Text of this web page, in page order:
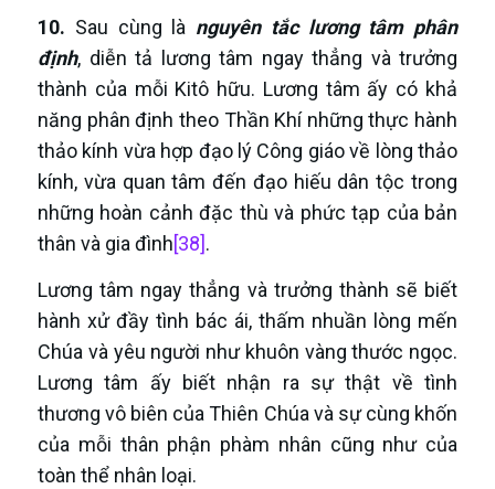
10. Sau cùng là nguyên tắc lương tâm phân
định, diễn tả lương tâm ngay thẳng và trưởng
thành của mỗi Kitô hữu. Lương tâm ấy có khả
năng phân định theo Thần Khí những thực hành
thảo kính vừa hợp đạo lý Công giáo về lòng thảo
kính, vừa quan tâm đến đạo hiếu dân tộc trong
những hoàn cảnh đặc thù và phức tạp của bản
thân và gia đình[38].
Lương tâm ngay thẳng và trưởng thành sẽ biết
hành xử đầy tình bác ái, thấm nhuần lòng mến
Chúa và yêu người như khuôn vàng thước ngọc.
Lương tâm ấy biết nhận ra sự thật về tình
thương vô biên của Thiên Chúa và sự cùng khốn
của mỗi thân phận phàm nhân cũng như của
toàn thể nhân loại.